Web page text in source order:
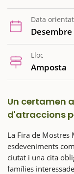
Data
Desembre
Lloc
Amposta
Un certamen
d'atraccions
La Fira de Mostres
esdeveniments
ciutat i una cita
famílies